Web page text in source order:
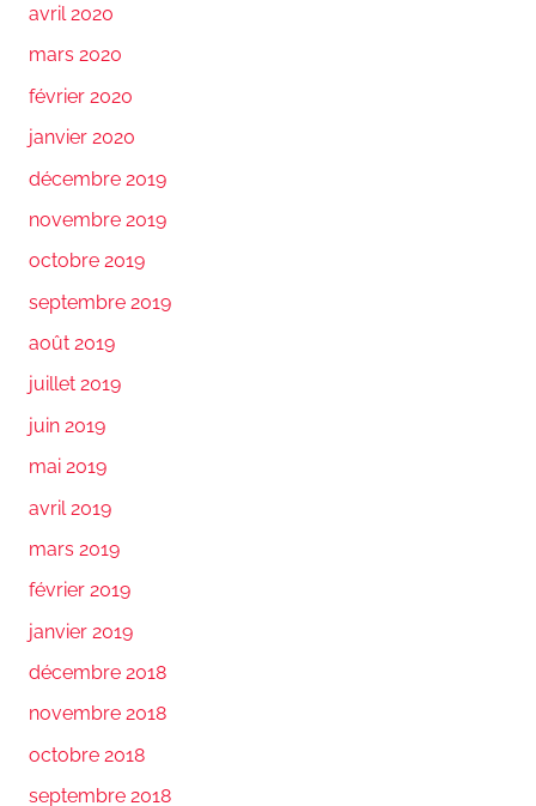
avril 2020
mars 2020
février 2020
janvier 2020
décembre 2019
novembre 2019
octobre 2019
septembre 2019
août 2019
juillet 2019
juin 2019
mai 2019
avril 2019
mars 2019
février 2019
janvier 2019
décembre 2018
novembre 2018
octobre 2018
septembre 2018